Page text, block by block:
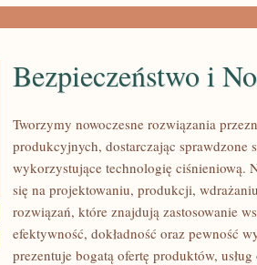
BEZPIECZEŃSTWO
Bezpieczeństwo i
Tworzymy nowoczesne rozwiązania
produkcyjnych, dostarczając sprawdzone
wykorzystujące technologię ciśnieniową.
się na projektowaniu, produkcji,
rozwiązań, które znajdują zastosowanie
efektywność, dokładność oraz pewność
prezentuje bogatą ofertę produktów,